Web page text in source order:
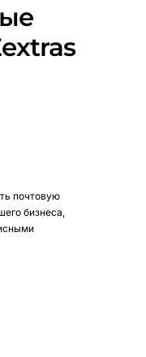
почтовую
бизнеса,